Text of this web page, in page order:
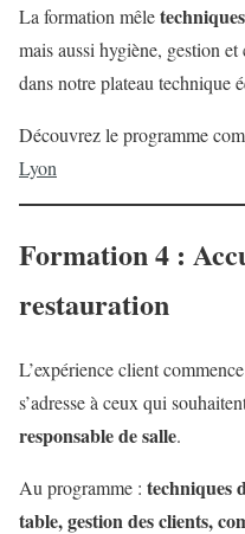
La formation mêle
mais aussi hygiène, gestion
dans notre plateau technique
Découvrez le programme
Lyon
Formation 4 :
restauration
L’expérience client
s’adresse à ceux qui
responsable de salle.
Au programme : techniques
table, gestion des clients,